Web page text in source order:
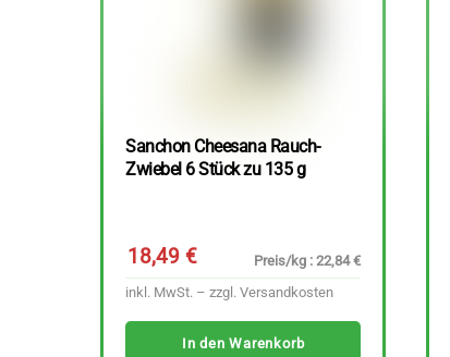
Sanchon Cheesana Rauch-
Zwiebel 6 Stück zu 135 g
18,49€
Preis/kg : 22,84 €
inkl. MwSt. – zzgl. Versandkosten
In den Warenkorb